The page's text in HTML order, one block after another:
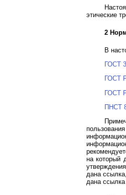
этические
2
В
ГОСТ
ГОСТ
ГОСТ
ПНСТ
на который
дана
дана ссылка